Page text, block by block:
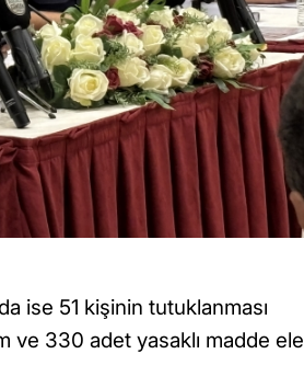
ise 51 kişinin tutuklanması
ve 330 adet yasaklı madde ele